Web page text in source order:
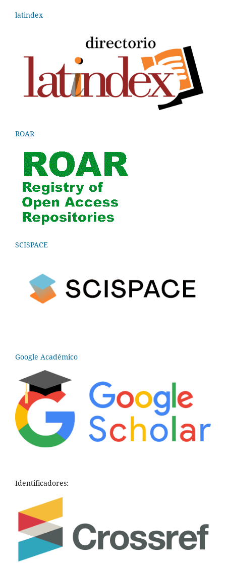
latindex
ROAR
SCISPACE
Google Académico
Identificadores: